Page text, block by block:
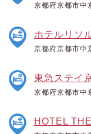
京都府京都市中
ホテルリソ
京都府京都市中
東急ステイ
京都府京都市中
HOTEL